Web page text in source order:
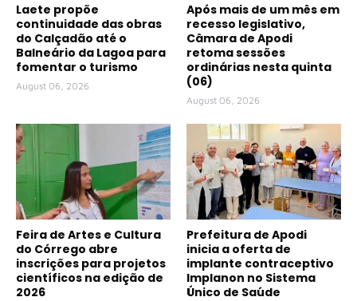
Laete propõe
continuidade das obras
do Calçadão até o
Balneário da Lagoa para
fomentar o turismo
August 06, 2026
Após mais de um mês em
recesso legislativo,
Câmara de Apodi
retoma sessões
ordinárias nesta quinta
(06)
August 06, 2026
Feira de Artes e Cultura
do Córrego abre
inscrições para projetos
científicos na edição de
2026
Prefeitura de Apodi
inicia a oferta de
implante contraceptivo
Implanon no Sistema
Único de Saúde